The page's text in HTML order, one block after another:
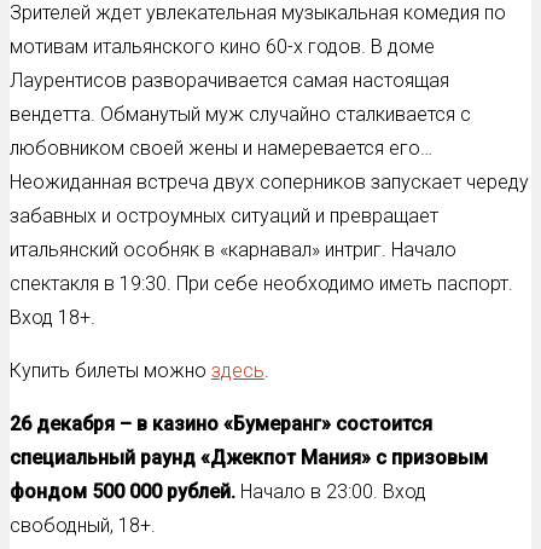
Зрителей ждет увлекательная музыкальная комедия по
мотивам итальянского кино 60-х годов. В доме
Лаурентисов разворачивается самая настоящая
вендетта. Обманутый муж случайно сталкивается с
любовником своей жены и намеревается его…
Неожиданная встреча двух соперников запускает череду
забавных и остроумных ситуаций и превращает
итальянский особняк в «карнавал» интриг. Начало
спектакля в 19:30. При себе необходимо иметь паспорт.
Вход 18+.
Купить билеты можно здесь
26 декабря – в казино «Бумеранг» состоится
специальный раунд «Джекпот Мания» с призовым
фондом 500 000 рублей. Начало в 23:00. Вход
свободный, 18+.